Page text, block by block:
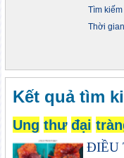
Tìm
Thời
Kết quả tìm
Ung thư đại
ĐIỀU